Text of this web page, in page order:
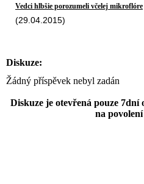
Vedci hlbšie porozumeli včelej mikroflóre
(29.04.2015)
Diskuze:
Žádný příspěvek nebyl zadán
Diskuze je otevřená pouze
na